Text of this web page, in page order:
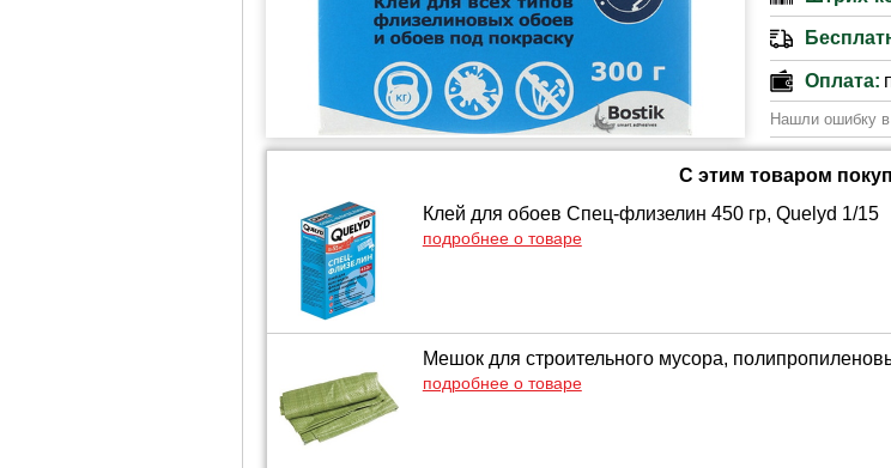
Оплата:
Нашли ошибку в
С этим товаром
Клей для обоев Спец-флизелин 450 гр, Quelyd 1/15
подробнее о товаре
Мешок для строительного мусора,
подробнее о товаре